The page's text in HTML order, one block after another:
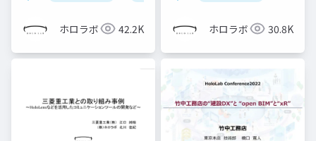
ホロラボ 42.2K ホロラボ 30.8K